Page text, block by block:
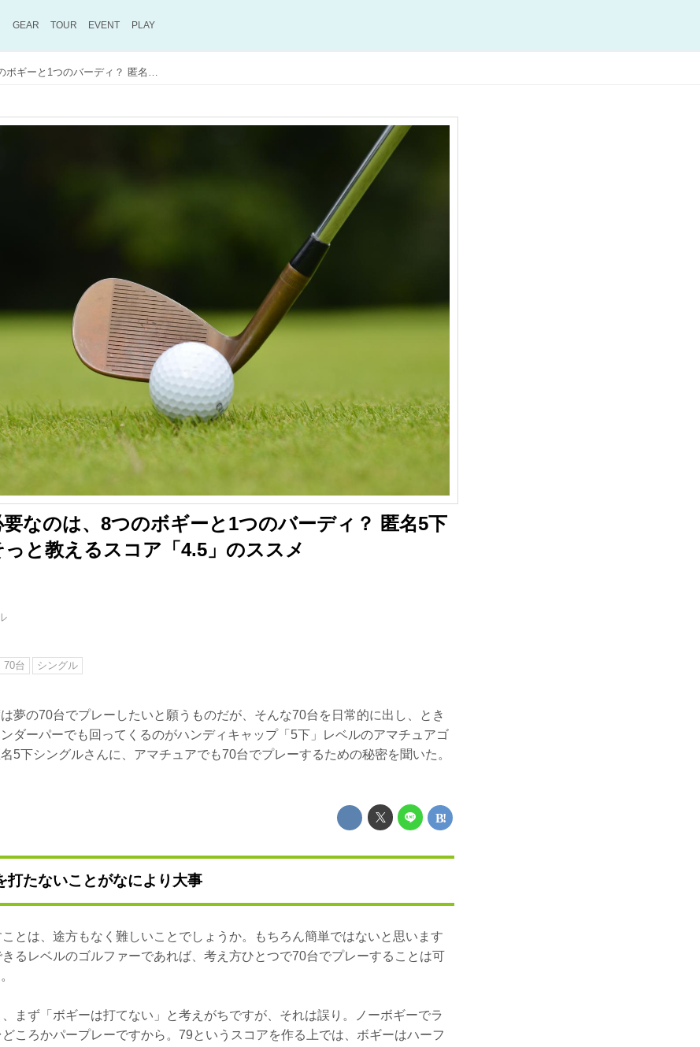
GEAR TOUR EVENT PLAY
夢の70台に必要なのは、8つのボギーと1つのバーディ？ 匿名5下シングルがそっと教えるスコア「4.5」のススメ
なのは、8つのボギーと1つのバーディ？ 匿名5下
と教えるスコア「4.5」のススメ
70台 シングル
夢の70台でプレーしたいと願うものだが、そんな70台を日常的に出し、とき
ダーパーでも回ってくるのがハンディキャップ「5下」レベルのアマチュアゴ
5下シングルさんに、アマチュアでも70台でプレーするための秘密を聞いた。
打たないことがなにより大事
とは、途方もなく難しいことでしょうか。もちろん簡単ではないと思います
るレベルのゴルファーであれば、考え方ひとつで70台でプレーすることは可
まず「ボギーは打てない」と考えがちですが、それは誤り。ノーボギーでラ
ころかパープレーですから。79というスコアを作る上では、ボギーはハーフ